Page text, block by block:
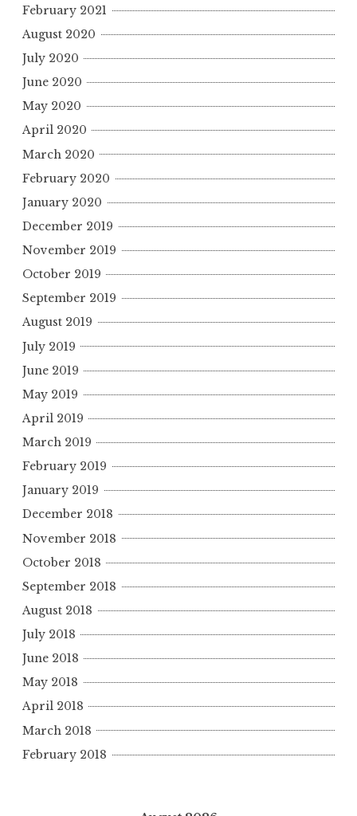
February 2021
August 2020
July 2020
June 2020
May 2020
April 2020
March 2020
February 2020
January 2020
December 2019
November 2019
October 2019
September 2019
August 2019
July 2019
June 2019
May 2019
April 2019
March 2019
February 2019
January 2019
December 2018
November 2018
October 2018
September 2018
August 2018
July 2018
June 2018
May 2018
April 2018
March 2018
February 2018